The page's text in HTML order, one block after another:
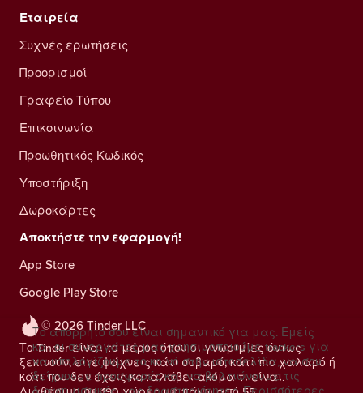
© 2026 Tinder LLC
Το Tinder είναι το μέρος όπου οι γνωριμίες όντως
ξεκινούν, είτε ψάχνεις κάτι σοβαρό, κάτι πιο χαλαρό ή
κάτι που δεν έχεις καταλάβει ακόμα τι είναι.
Εταιρεία
Συχνές ερωτήσεις
Προορισμοί
Γραφείο Τύπου
Επικοινωνία
Προωθητικός Κωδικός
Υποστήριξη
Δωροκάρτες
Αποκτήστε την εφαρμογή!
App Store
Google Play Store
Το απόρρητό σου είναι σημαντικό για μας. Εμείς
και οι συνεργάτες μας χρησιμοποιούμε trackers για
να υπολογίζουμε το κοινό στην ιστοσελίδα, να σου
δείχνουμε προσφορές και να βελτιώνουμε τις